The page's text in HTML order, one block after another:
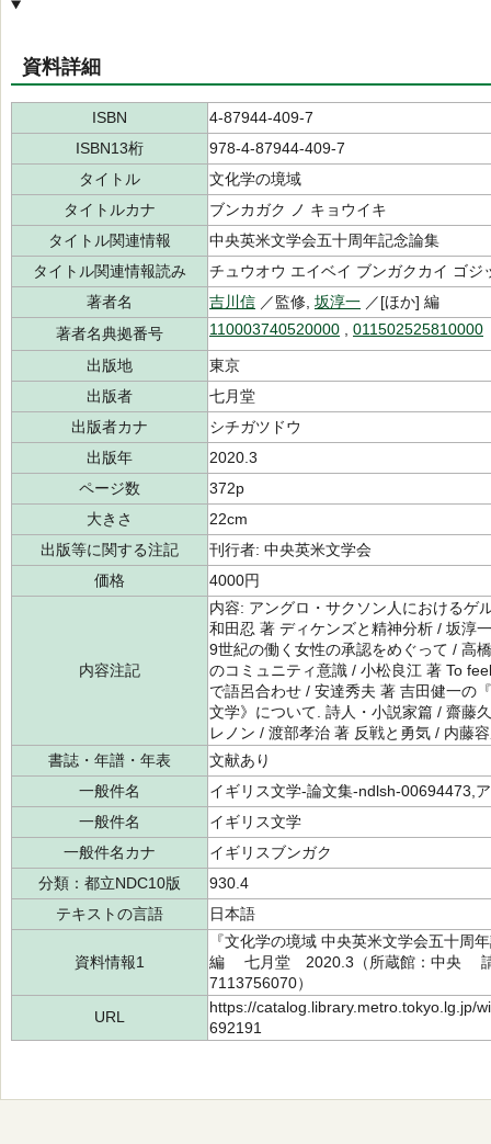
資料詳細
ISBN
4-87944-409-7
ISBN13桁
978-4-87944-409-7
タイトル
文化学の境域
タイトルカナ
ブンカガク ノ キョウイキ
タイトル関連情報
中央英米文学会五十周年記念論集
タイトル関連情報読み
チュウオウ エイベイ ブンガクカイ ゴ
著者名
吉川信 ／監修, 坂淳一 ／[ほか] 編
著者名典拠番号
110003740520000 011502525810000
出版地
東京
出版者
七月堂
出版者カナ
シチガツドウ
出版年
2020.3
ページ数
372p
大きさ
22cm
出版等に関する注記
刊行者: 中央英米文学会
価格
4000円
内容注記
内容: アングロ・サクソン人におけるゲ
和田忍 著 ディケンズと精神分析 / 坂淳
9世紀の働く女性の承認をめぐって / 高
のコミュニティ意識 / 小松良江 著 To
で語呂合わせ / 安達秀夫 著 吉田健一の
文学》について. 詩人・小説家篇 / 齋藤
レノン / 渡部孝治 著 反戦と勇気 / 内藤
書誌・年譜・年表
文献あり
一般件名
イギリス文学-論文集-ndlsh-00694473,
一般件名
イギリス文学
一般件名カナ
イギリスブンガク
分類：都立NDC10版
930.4
テキストの言語
日本語
資料情報1
『文化学の境域 中央英米文学会五十
編 七月堂 2020.3（所蔵館：中央
7113756070）
URL
https://catalog.library.metro.tokyo.lg.jp/
692191